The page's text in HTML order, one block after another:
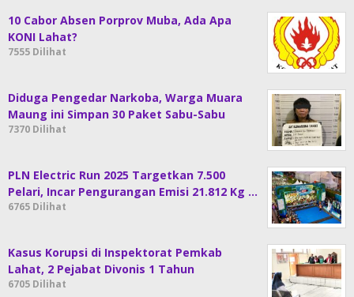
10 Cabor Absen Porprov Muba, Ada Apa
KONI Lahat?
7555 Dilihat
Diduga Pengedar Narkoba, Warga Muara
Maung ini Simpan 30 Paket Sabu-Sabu
7370 Dilihat
PLN Electric Run 2025 Targetkan 7.500
Pelari, Incar Pengurangan Emisi 21.812 Kg …
6765 Dilihat
Kasus Korupsi di Inspektorat Pemkab
Lahat, 2 Pejabat Divonis 1 Tahun
6705 Dilihat